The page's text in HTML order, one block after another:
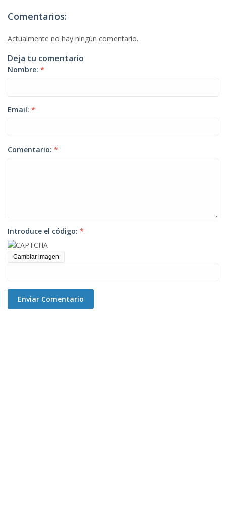
Comentarios:
Actualmente no hay ningún comentario.
Deja tu comentario
Nombre: *
Email: *
Comentario: *
Introduce el código: *
Cambiar imagen
Enviar Comentario